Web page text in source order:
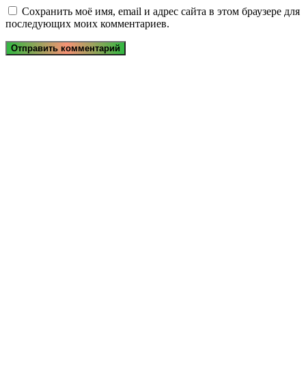
Сохранить моё имя, email и адрес сайта в этом браузере для
последующих моих комментариев.